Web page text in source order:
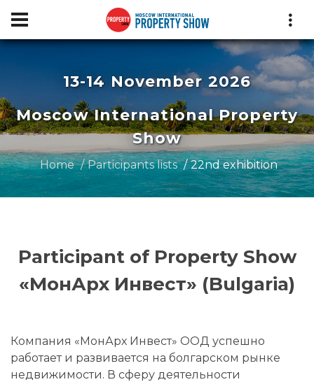
13-14 November 2026
Moscow International Property
Show
Home Participants lists 22nd exhibition
Participant of Property Show
«МонАрх Инвест» (Bulgaria)
Компания «МонАрх Инвест» ООД успешно
работает и развивается на болгарском рынке
недвижимости. В сферу деятельности